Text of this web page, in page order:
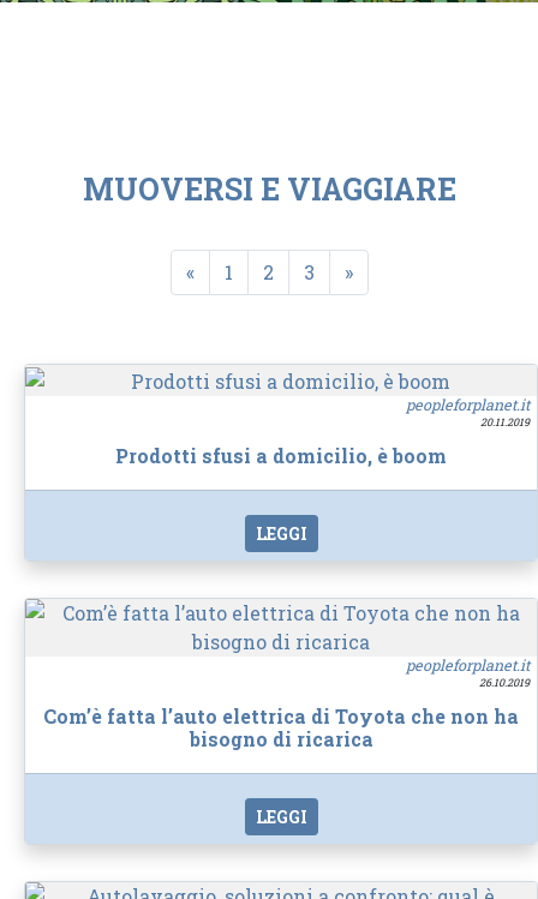
MUOVERSI E VIAGGIARE
« 1 2 3 »
peopleforplanet.it
20.11.2019
Prodotti sfusi a domicilio, è boom
LEGGI
peopleforplanet.it
26.10.2019
Com’è fatta l’auto elettrica di Toyota che non ha
bisogno di ricarica
LEGGI